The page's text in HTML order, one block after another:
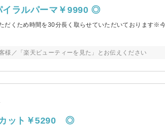
イラルパーマ￥9990 ◎
くため時間を30分長く取らせていただいております※
様／「楽天ビューティーを見た」とお伝えください
カット￥5290 ◎